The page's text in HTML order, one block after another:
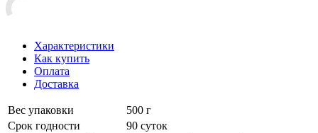
Характеристики
Как купить
Оплата
Доставка
Вес упаковки
500 г
Срок годности
90 суток